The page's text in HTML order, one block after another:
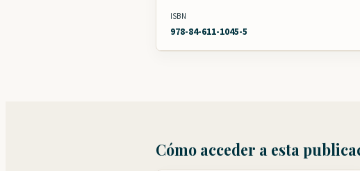
ISBN
978-84-611-1045-5
Cómo acceder a esta